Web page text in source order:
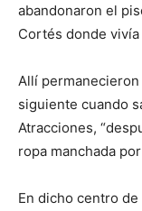
abandonaron el
Cortés donde
Allí
siguiente cuando
Atracciones,
ropa manchada
En dicho centro